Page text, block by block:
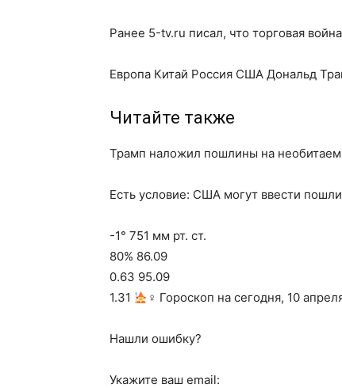
Ранее 5-tv.ru писал, что торговая
Европа Китай Россия США Дональд
Читайте также
Трамп наложил пошлины на
Есть условие: США могут ввести
-1° 751 мм рт. ст.
80% 86.09
0.63 95.09
1.31
‍♀ Гороскоп на сегодня, 10
Нашли ошибку?
Укажите ваш email: